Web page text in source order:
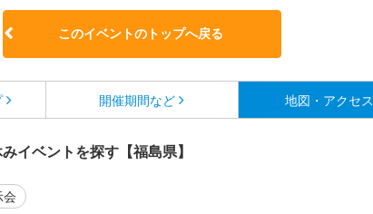
このイベントのトップへ戻る
開催期間など 地図・アクセス
イベントを探す【福島県】
会